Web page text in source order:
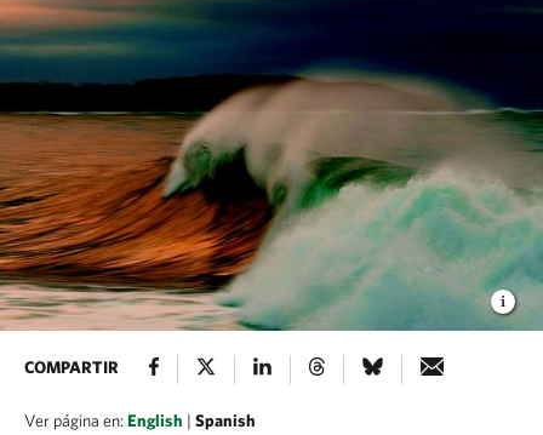
COMPARTIR
Ver página en:English | Spanish